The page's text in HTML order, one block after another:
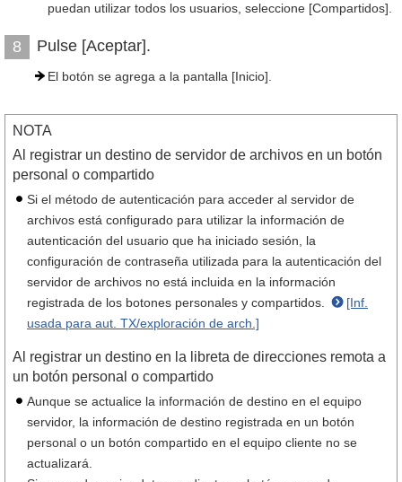
puedan utilizar todos los usuarios, seleccione [Compartidos].
8 Pulse [Aceptar].
El botón se agrega a la pantalla [Inicio].
NOTA
Al registrar un destino de servidor de archivos en un botón
personal o compartido
Si el método de autenticación para acceder al servidor de
archivos está configurado para utilizar la información de
autenticación del usuario que ha iniciado sesión, la
configuración de contraseña utilizada para la autenticación del
servidor de archivos no está incluida en la información
registrada de los botones personales y compartidos.
[Inf.
usada para aut. TX/exploración de arch.]
Al registrar un destino en la libreta de direcciones remota a
un botón personal o compartido
Aunque se actualice la información de destino en el equipo
servidor, la información de destino registrada en un botón
personal o un botón compartido en el equipo cliente no se
actualizará.